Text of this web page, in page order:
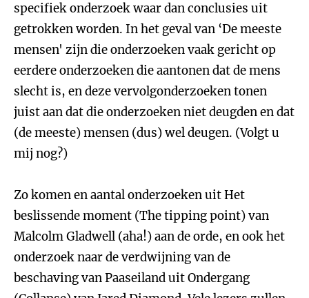
specifiek onderzoek waar dan conclusies uit
getrokken worden. In het geval van ‘De meeste
mensen' zijn die onderzoeken vaak gericht op
eerdere onderzoeken die aantonen dat de mens
slecht is, en deze vervolgonderzoeken tonen
juist aan dat die onderzoeken niet deugden en dat
(de meeste) mensen (dus) wel deugen. (Volgt u
mij nog?)
Zo komen en aantal onderzoeken uit Het
beslissende moment (The tipping point) van
Malcolm Gladwell (aha!) aan de orde, en ook het
onderzoek naar de verdwijning van de
beschaving van Paaseiland uit Ondergang